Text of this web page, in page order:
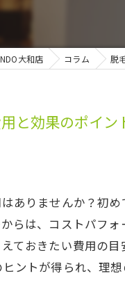
大和店 コラム 脱
と効果のポイン
ありませんか？初
らは、コストパフ
ておきたい費用の
トが得られ、理